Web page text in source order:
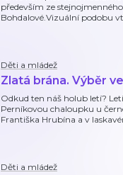
především ze
Bohdalové.Vizuální podobu
Děti a mládež
Zlatá brána. Výběr
Odkud ten náš holub letí?
Perníkovou chaloupku u
Františka Hrubína a v
Děti a mládež